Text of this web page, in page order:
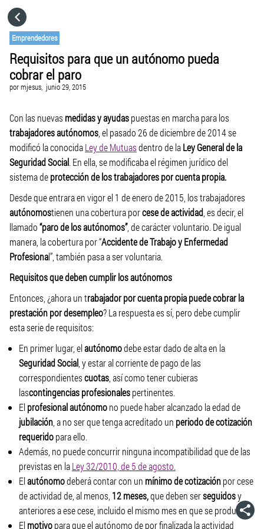
Emprendedores
Requisitos para que un autónomo pueda
cobrar el paro
pormjesus, junio 29, 2015
Con las nuevas medidas y ayudaspuestas en marcha para los
trabajadores autónomos , el pasado 26 de diciembre de 2014 se
modificó la conocidaLey de Mutuasdentro de laLey General de la
Seguridad Social. En ella, se modificaba el régimen jurídico del
sistema deprotección de los trabajadores por cuenta propia.
Desde que entrara en vigor el 1 de enero de 2015, los trabajadores
autónomostienen una cobertura porcese de actividad , es decir, el
llamado“paro de los autónomos”, de carácter voluntario. De igual
manera, la cobertura por “Accidente de Trabajo y Enfermedad
Profesional”, también pasa a ser voluntaria.
Requisitos que deben cumplir los autónomos
Entonces, ¿ahora un trabajador por cuenta propia puede cobrar la
prestación por desempleo? La respuesta es sí, pero debe cumplir
esta serie de requisitos:
En primer lugar, elautónomodebe estar dado de alta en la
Seguridad Social , y estar al corriente de pago de las
correspondientescuotas , así como tener cubieras
lascontingencias profesionalespertinentes.
Elprofesional autónomono puede haber alcanzado la edad de
jubilación , a no ser que tenga acreditado un periodo de cotización
requeridopara ello.
Además, no puede concurrir ninguna incompatibilidad que de las
previstas en laLey 32/2010, de 5 de agosto.
Elautónomodeberá contar con un mínimo de cotizaciónpor cese
de actividad de, al menos, 12 meses,que deben serseguidosy
anteriores a ese cese, incluido el mismo mes en que se produzca.
Elmotivopara que el autónomo de por finalizada la actividad
CATEGORÍAS
VISITA EL SITIO WEB